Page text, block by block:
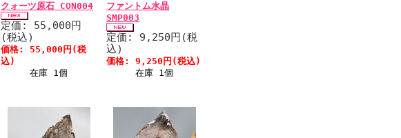
クォーツ原石 CON004
定価: 55,000円
(税込)
価格: 55,000円(税
込)
在庫 1個
ファントム水晶
SMP003
定価: 9,250円(税
込)
価格: 9,250円(税込)
在庫 1個